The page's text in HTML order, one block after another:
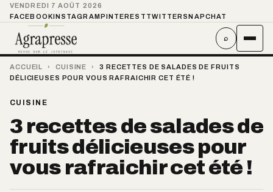
VENDREDI 7 AOÛT 2026
FACEBOOKINSTAGRAMPINTEREST TWITTER SNAPCHAT
⌕
ACCUEIL › CUISINE ›
3 RECETTES DE SALADES DE FRUITS
DÉLICIEUSES POUR VOUS RAFRAICHIR CET ÉTÉ !
CUISINE
3 recettes de salades de
fruits délicieuses pour
vous rafraichir cet été !